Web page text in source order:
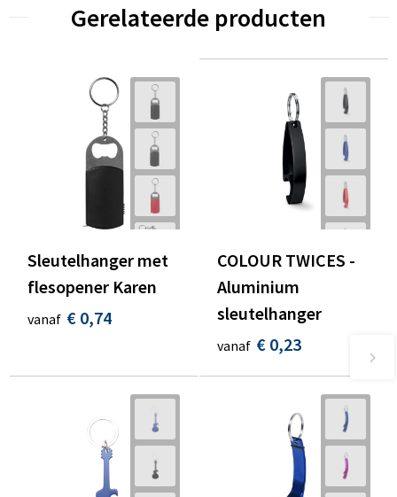
Gerelateerde producten
Sleutelhanger met
flesopener Karen
vanaf € 0,74
COLOUR TWICES -
Aluminium
sleutelhanger
vanaf € 0,23